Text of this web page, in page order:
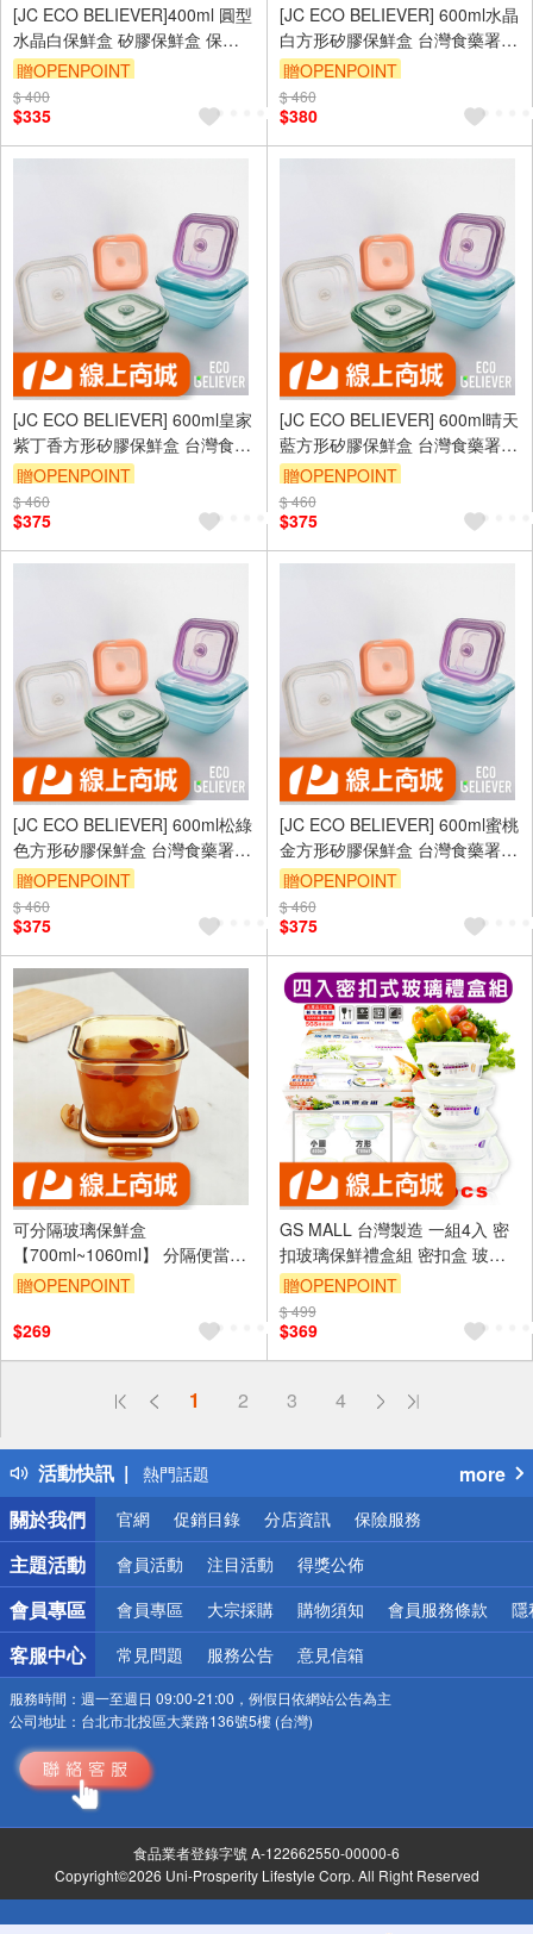
[JC ECO BELIEVER]400ml 圓型
水晶白保鮮盒 矽膠保鮮盒 保鮮
盒 折疊保鮮盒 折疊便當盒 微波
保鮮盒 矽膠保鮮盒
贈OPENPOINT
$ 400
$335
[JC ECO BELIEVER] 600ml水晶
白方形矽膠保鮮盒 台灣食藥署合
格 保鮮盒 折疊保鮮盒 折疊便當
盒 微波保鮮盒 矽膠便
贈OPENPOINT
$ 460
$380
[JC ECO BELIEVER] 600ml皇家
紫丁香方形矽膠保鮮盒 台灣食藥
署合格 保鮮盒 折疊保鮮盒 折疊
便當盒 微波保鮮盒 餐盒
贈OPENPOINT
$ 460
$375
[JC ECO BELIEVER] 600ml晴天
藍方形矽膠保鮮盒 台灣食藥署合
格 保鮮盒 折疊保鮮盒 折疊便當
盒 微波保鮮盒 餐盒
贈OPENPOINT
$ 460
$375
[JC ECO BELIEVER] 600ml松綠
色方形矽膠保鮮盒 台灣食藥署合
格 保鮮盒 折疊保鮮盒 折疊便當
盒 微波保鮮盒 矽膠便
贈OPENPOINT
$ 460
$375
[JC ECO BELIEVER] 600ml蜜桃
金方形矽膠保鮮盒 台灣食藥署合
格 保鮮盒 折疊保鮮盒 折疊便當
盒 微波保鮮盒 矽膠便
贈OPENPOINT
$ 460
$375
可分隔玻璃保鮮盒
【700ml~1060ml】 分隔便當盒
高硼矽玻璃 耐熱玻璃保鮮盒 便
耐熱玻璃
贈OPENPOINT
$269
GS MALL 台灣製造 一組4入 密
扣玻璃保鮮禮盒組 密扣盒 玻璃
盒 保鮮盒 便當盒 收納盒 圓形盒
耐熱保鮮盒
贈OPENPOINT
$ 499
$369
1 2 3 4
活動快訊
偏遠地區配送
得獎公告
熱門話題
銀行優惠
偏遠地區配送
詐騙網頁！請小心！
more
關於我們
官網 促銷目錄 分店資訊 保險服務
主題活動 會員活動 注目活動 得獎公佈
會員專區 會員專區 大宗採購 購物須知 會員服務條款 隱
客服中心 常見問題 服務公告 意見信箱
服務時間： 週一至週日 09:00-21:00，例假日依網站公告為主
公司地址： 台北市北投區大業路136號5樓 (台灣)
食品業者登錄字號 A-122662550-00000-6
Copyright©2026 Uni-Prosperity Lifestyle Corp. All Right Reserved